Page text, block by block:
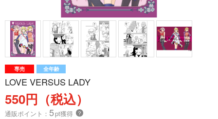
専売 全年齢
LOVE VERSUS LADY
550円（税込）
通販ポイント： 5pt獲得 ？